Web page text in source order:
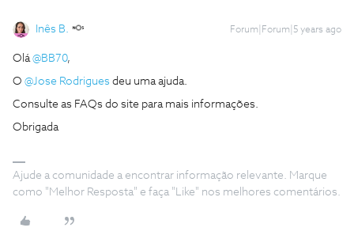
Inês B. Forum|Forum|5 years ago
Olá@BB70,
O @Jose Rodrigues deu uma ajuda.
Consulte as FAQs do site para mais informações.
Obrigada
Ajude a comunidade a encontrar informação relevante. Marque
como "Melhor Resposta" e faça "Like" nos melhores comentários.